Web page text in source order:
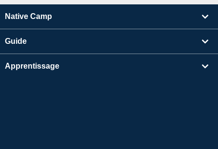
Native Camp
Guide
Apprentissage